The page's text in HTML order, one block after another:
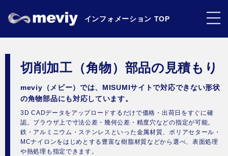
切削加工（角物）部品の見積もり
meviy（メビー）では、MISUMIサイトで対応できない形状
の角物部品にも対応しています。
3D CADデータをアップロードするだけで価格・出荷日をすぐに確
認。ブラウザ上で寸法公差・幾何公差・精度穴などの指定が可能。
鉄・アルミニウム・ステンレスといった金属材質、ポリアセタール・
MCナイロンをはじめとする豊富な樹脂材質などから選べ、表面処理
や熱処理も指定できます。
インフォメーション TOP